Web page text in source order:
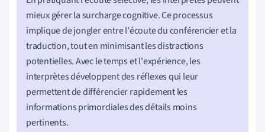
mieux gérer la surcharge cognitive. Ce processus
implique de jongler entre l'écoute du conférencier et la
traduction, tout en minimisant les distractions
potentielles. Avec le temps et l'expérience, les
interprètes développent des réflexes qui leur
permettent de différencier rapidement les
informations primordiales des détails moins
pertinents.